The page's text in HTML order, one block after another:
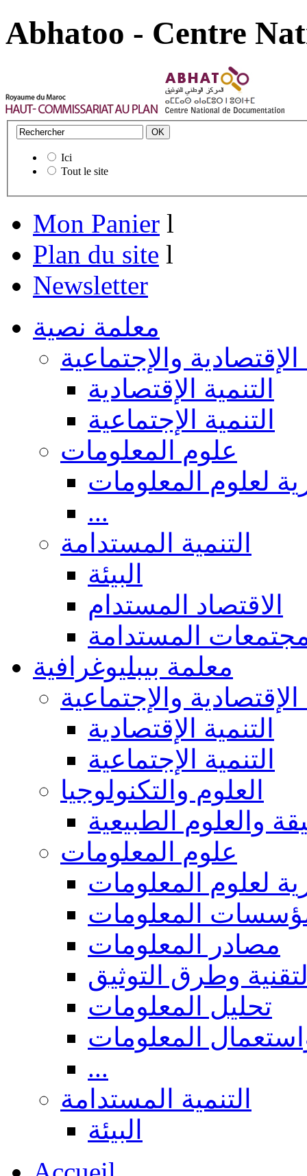
Abhatoo - Centre
Ici
Tout le site
Mon Panier l
Plan du site l
Newsletter
معلمة نصية
الإقتصادية والإجتماعية
التنمية الإقتصادية
التنمية الإجتماعية
علوم المعلومات
لعلوم المعلومات
...
التنمية المستدامة
البيئة
الاقتصاد المستدام
المستدامة
معلمة بيبليوغرافية
الإقتصادية والإجتماعية
التنمية الإقتصادية
التنمية الإجتماعية
العلوم والتكنولوجيا
والعلوم الطبيعية
علوم المعلومات
لعلوم المعلومات
المعلومات
مصادر المعلومات
وطرق التوثيق
تحليل المعلومات
المعلومات
...
التنمية المستدامة
البيئة